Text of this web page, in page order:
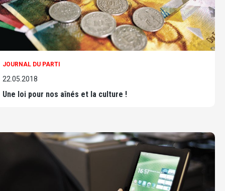
JOURNAL DU PARTI
22.05.2018
Une loi pour nos aînés et la culture !